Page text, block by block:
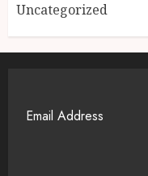
Uncategorized